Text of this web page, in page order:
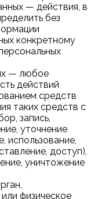
— действия, в
без
конкретному
— любое
действий
средств
таких средств с
запись,
уточнение
использование,
доступ),
уничтожение
физическое